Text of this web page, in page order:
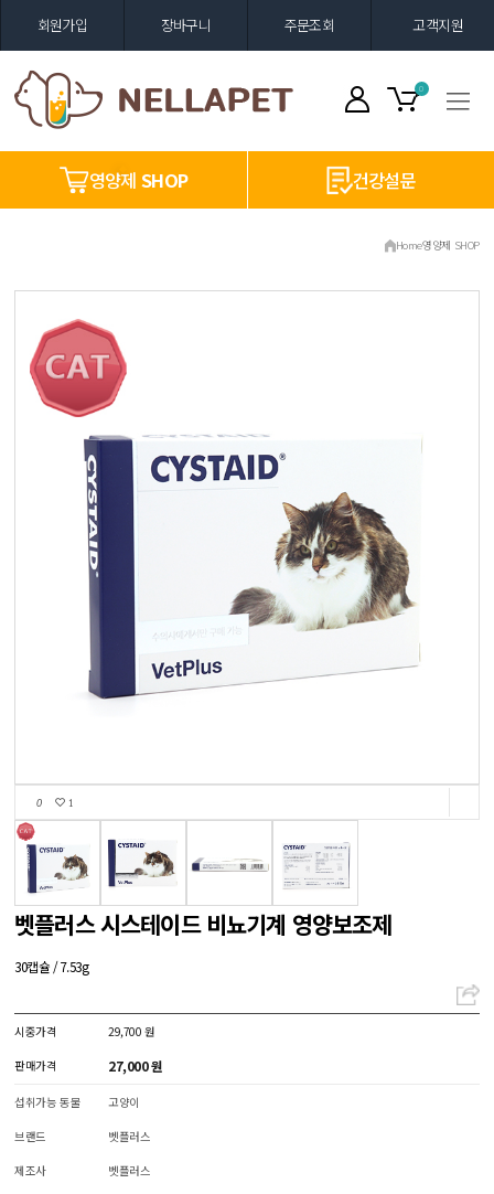
회원가입 장바구니 주문조회 고객지원
0
영양제 SHOP 건강설문
Home영양제 SHOP
0 1
벳플러스 시스테이드 비뇨기계 영양보조제
30캡슐 / 7.53g
시중가격 29,700 원
판매가격 27,000 원
섭취가능 동물 고양이
브랜드 벳플러스
제조사 벳플러스